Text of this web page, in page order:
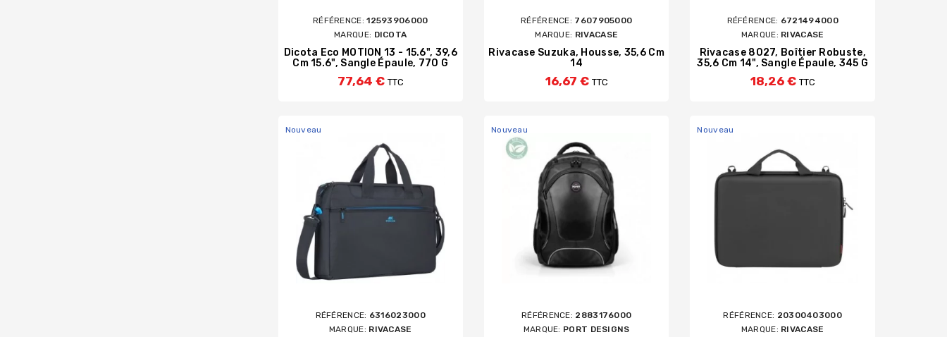
RÉFÉRENCE:12593906000
MARQUE: DICOTA
Dicota Eco MOTION 13 - 15.6", 39,6
Cm 15.6", Sangle Épaule, 770 G
77,64 € TTC
RÉFÉRENCE: 7607905000
MARQUE: RIVACASE
Rivacase Suzuka, Housse, 35,6 Cm
14
16,67 € TTC
RÉFÉRENCE: 6721494000
MARQUE: RIVACASE
Rivacase 8027, Boîtier Robuste,
35,6 Cm 14", Sangle Épaule, 345 G
18,26 € TTC
Nouveau
RÉFÉRENCE: 6316023000
MARQUE: RIVACASE
Nouveau
RÉFÉRENCE: 2883176000
MARQUE: PORT DESIGNS
Nouveau
RÉFÉRENCE: 20300403000
MARQUE: RIVACASE